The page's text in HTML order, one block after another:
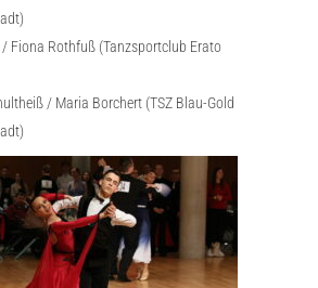
Fiona Rothfuß (Tanzsportclub Erato
/ Maria Borchert (TSZ Blau-Gold